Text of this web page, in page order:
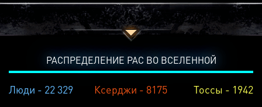
РАСПРЕДЕЛЕНИЕ РАС ВО ВСЕЛЕННОЙ
Люди - 22 329 Ксерджи - 8175 Тоссы - 1942